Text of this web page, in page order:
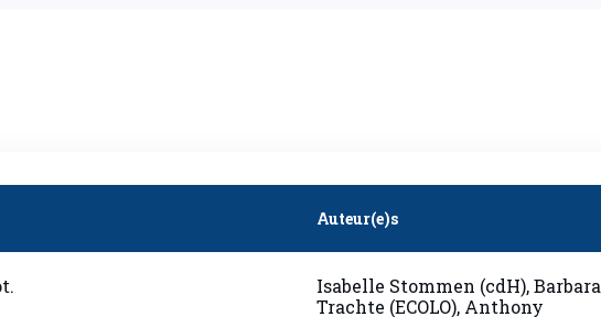
Auteur(e)s
Isabelle Stommen (cdH), Barbara
Trachte (ECOLO), Anthony